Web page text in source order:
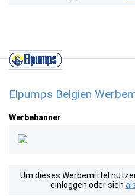
Elpumps Belgien
Werbebanner
Um dieses Werbemittel
einloggen oder sich